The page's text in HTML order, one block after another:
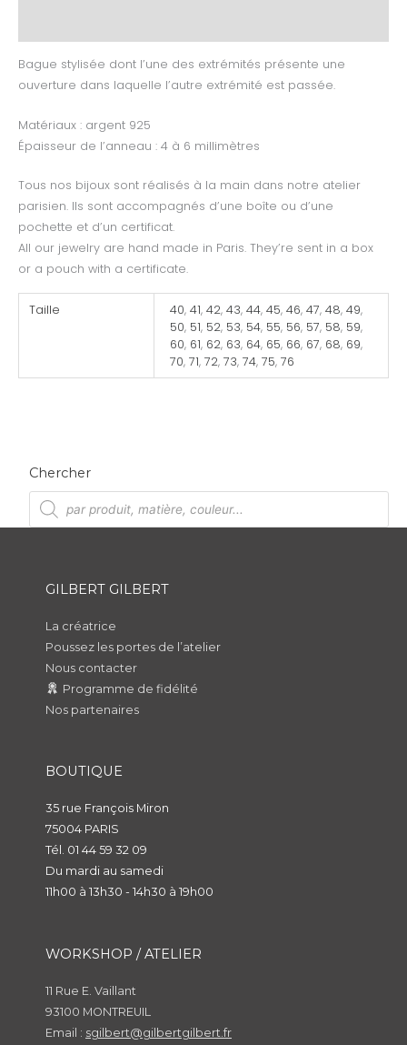
Bague stylisée dont l’une des extrémités présente une
ouverture dans laquelle l’autre extrémité est passée.
Matériaux : argent 925
Épaisseur de l’anneau : 4 à 6 millimètres
Tous nos bijoux sont réalisés à la main dans notre atelier
parisien. Ils sont accompagnés d’une boîte ou d’une
pochette et d’un certificat.
All our jewelry are hand made in Paris. They’re sent in a box
or a pouch with a certificate.
Taille 40,41,42,43,44,45,46,47,48,49,
50, 51, 52, 53, 54, 55, 56, 57, 58, 59,
60, 61, 62, 63, 64, 65, 66, 67, 68, 69,
70,71,72,73,74,75,76
Chercher
R
h
GILBERT GILBERT
La créatrice
Poussez les portes de l’atelier
Nous contacter
Programme de fidélité
Nos partenaires
BOUTIQUE
35 rue François Miron
75004 PARIS
Tél. 01 44 59 32 09
Du mardi au samedi
11h00 à 13h30 - 14h30 à 19h00
WORKSHOP / ATELIER
11 Rue E. Vaillant
93100 MONTREUIL
Email : sgilbert@gilbertgilbert.fr